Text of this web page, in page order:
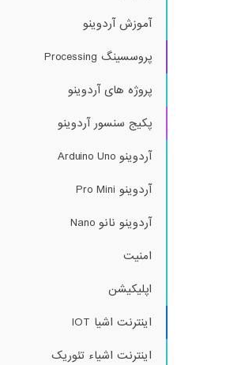
آموزش آردوینو
پروسسینگ Processing
پروژه های آردوینو
پکیج سنسور آردوینو
آردوینو Arduino Uno
آردوینو Pro Mini
آردوینو نانو Nano
امنیت
اپلیکیشن
اینترنت اشیا IOT
اینترنت اشیاء تئوریک